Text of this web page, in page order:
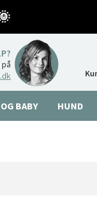
BABY HUND